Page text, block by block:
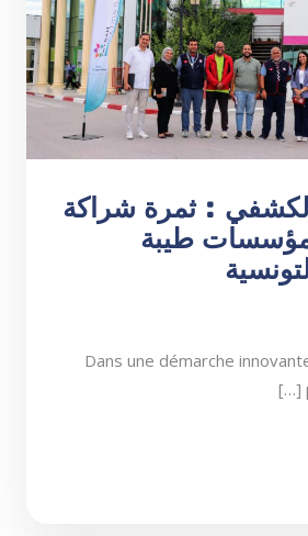
: ثمرة شراكة
مؤسسات طيبة
Dans une démarche